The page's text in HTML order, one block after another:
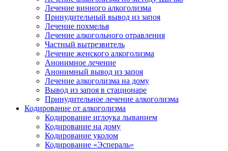
Лечение винного алкоголизма
Принудительный вывод из запоя
Лечение похмелья
Лечение алкогольного отравления
Частный вытрезвитель
Лечение женского алкоголизма
Анонимное лечение
Анонимный вывод из запоя
Лечение алкоголизма на дому
Вывод из запоя в стационаре
Принудительное лечение алкоголизма
Кодирование от алкоголизма
Кодирование иглоука лыванием
Кодирование на дому
Кодирование уколом
Кодирование «Эспераль»